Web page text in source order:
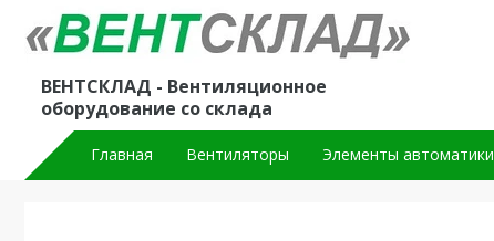
ВЕНТСКЛАД - Вентиляционное
оборудование со склада
Главная Вентиляторы Элементы автоматики